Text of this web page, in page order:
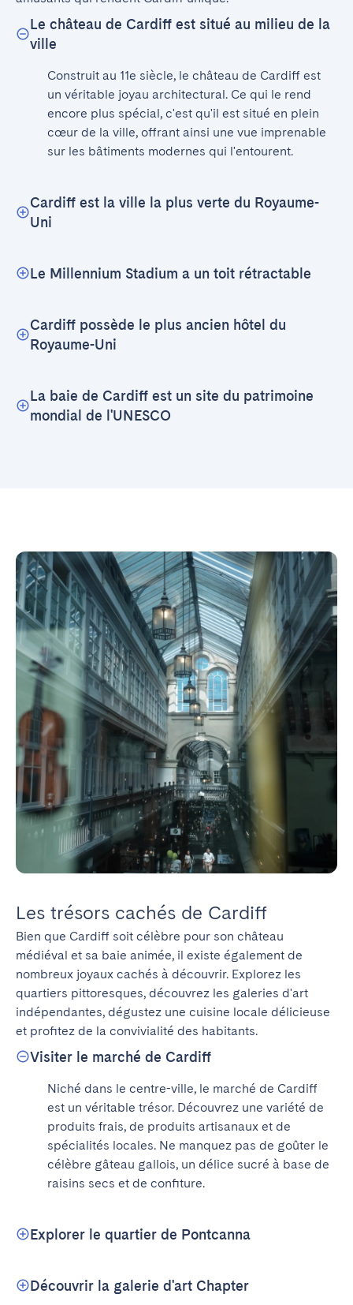
Le château de Cardiff est situé au milieu de la
ville
Construit au 11e siècle, le château de Cardiff est
un véritable joyau architectural. Ce qui le rend
encore plus spécial, c'est qu'il est situé en plein
cœur de la ville, offrant ainsi une vue imprenable
sur les bâtiments modernes qui l'entourent.
Cardiff est la ville la plus verte du Royaume-
Uni
Le Millennium Stadium a un toit rétractable
Cardiff possède le plus ancien hôtel du
Royaume-Uni
La baie de Cardiff est un site du patrimoine
mondial de l'UNESCO
Les trésors cachés de Cardiff
Bien que Cardiff soit célèbre pour son château
médiéval et sa baie animée, il existe également de
nombreux joyaux cachés à découvrir. Explorez les
quartiers pittoresques, découvrez les galeries d'art
indépendantes, dégustez une cuisine locale délicieuse
et profitez de la convivialité des habitants.
Visiter le marché de Cardiff
Niché dans le centre-ville, le marché de Cardiff
est un véritable trésor. Découvrez une variété de
produits frais, de produits artisanaux et de
spécialités locales. Ne manquez pas de goûter le
célèbre gâteau gallois, un délice sucré à base de
raisins secs et de confiture.
Explorer le quartier de Pontcanna
Découvrir la galerie d'art Chapter